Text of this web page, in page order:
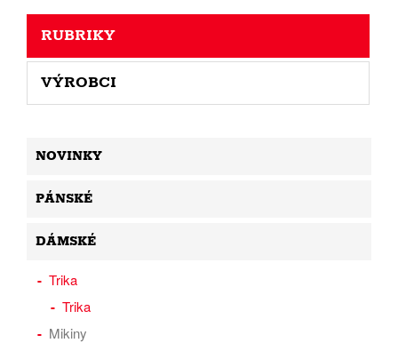
RUBRIKY
VÝROBCI
NOVINKY
PÁNSKÉ
DÁMSKÉ
Trika
Trika
Mikiny